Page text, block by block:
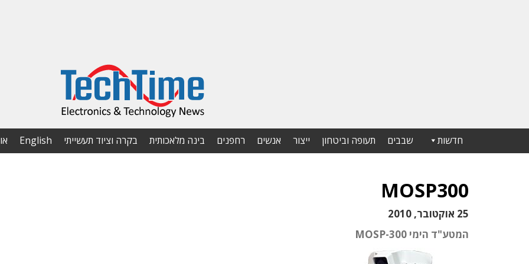
חדשות שבבים תעופה וביטחון ייצור אנשים רחפנים בינה מלאכותית בקרה וציוד תעשייתי English
MOSP300
25 אוקטובר, 2010
המטע"ד הימי MOSP-300